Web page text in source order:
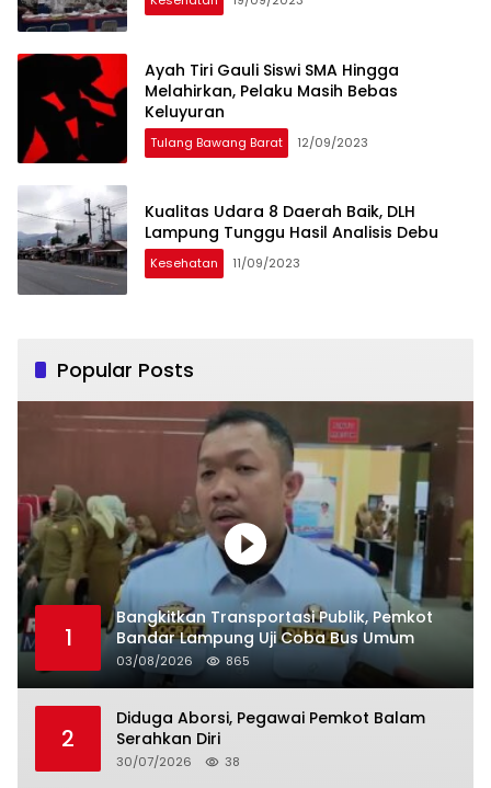
Ayah Tiri Gauli Siswi SMA Hingga
Melahirkan, Pelaku Masih Bebas
Keluyuran
Tulang Bawang Barat 12/09/2023
Kualitas Udara 8 Daerah Baik, DLH
Lampung Tunggu Hasil Analisis Debu
Kesehatan 11/09/2023
Popular Posts
1
Bangkitkan Transportasi Publik, Pemkot
Bandar Lampung Uji Coba Bus Umum
03/08/2026 865
2
Diduga Aborsi, Pegawai Pemkot Balam
Serahkan Diri
30/07/2026 38